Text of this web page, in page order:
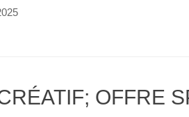
OFFRE